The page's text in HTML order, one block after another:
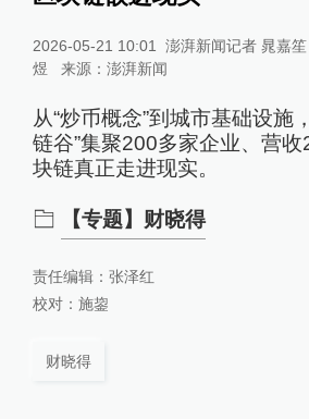
2026-05-21 10:01
澎湃新闻记者 晁嘉
煜
来源： 澎湃新闻
从“炒币概念”到城市基础设施
链谷”集聚200多家企业、营
块链真正走进现实。
【专题】财晓得
责任编辑： 张泽红
校对： 施鋆
财晓得